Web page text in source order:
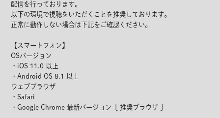
配信を行っております。
以下の環境で視聴をいただくことを推奨しております。
正常に動作しない場合は下記をご確認ください。
【スマートフォン】
OSバージョン
・iOS 11.0 以上
・Android OS 8.1 以上
ウェブブラウザ
・Safari
・Google Chrome 最新バージョン［ 推奨ブラウザ ］